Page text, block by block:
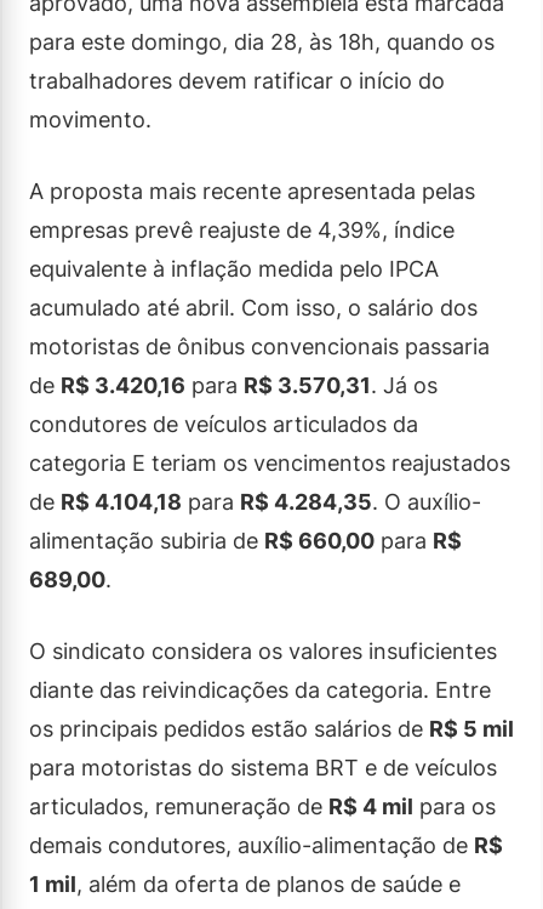
para este domingo, dia 28, às 18h, quando os
trabalhadores devem ratificar o início do
movimento.
A proposta mais recente apresentada pelas
empresas prevê reajuste de 4,39%, índice
equivalente à inflação medida pelo IPCA
acumulado até abril. Com isso, o salário dos
motoristas de ônibus convencionais passaria
de R$ 3.420,16 para R$ 3.570,31. Já os
condutores de veículos articulados da
categoria E teriam os vencimentos reajustados
de R$ 4.104,18 para R$ 4.284,35. O auxílio-
alimentação subiria de R$ 660,00 para R$
689,00.
O sindicato considera os valores insuficientes
diante das reivindicações da categoria. Entre
os principais pedidos estão salários de R$ 5 mil
para motoristas do sistema BRT e de veículos
articulados, remuneração de R$ 4 mil para os
demais condutores, auxílio-alimentação de R$
1 mil, além da oferta de planos de saúde e